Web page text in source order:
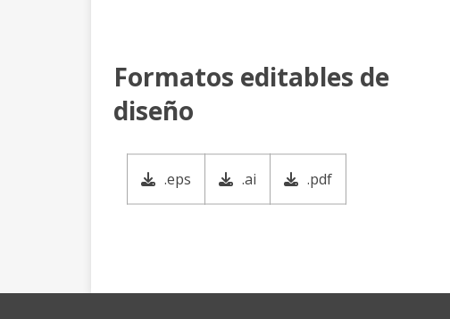
Formatos editables de
diseño
.eps .ai .pdf